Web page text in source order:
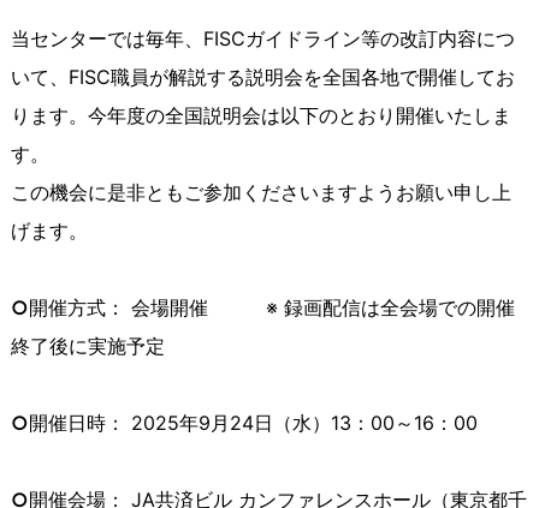
当センターでは毎年、 FISCガイドライン等の改訂内容につ
いて、 FISC職員が解説する説明会を全国各地で開催してお
ります。今年度の全国説明会は以下のとおり開催いたしま
す。
この機会に是非ともご参加くださいますようお願い申し上
げます。
○開催方式： 会場開催
※ 録画配信は全会場での開催
終了後に実施予定
○開催日時： 2025年9月24日（水）13：00～16：00
○開催会場： JA共済ビル カンファレンスホール（東京都千